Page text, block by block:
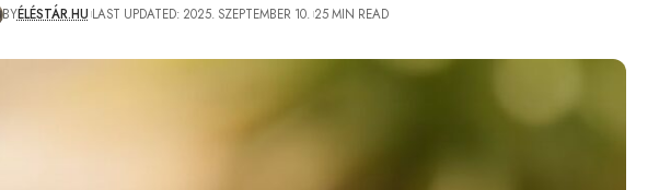
BYÉLÉSTÁR.HU LAST UPDATED: 2025. SZEPTEMBER 10. 25 MIN READ